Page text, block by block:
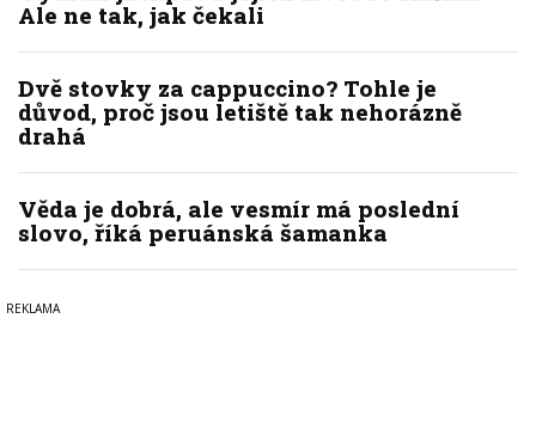
Ale ne tak, jak čekali
Dvě stovky za cappuccino? Tohle je
důvod, proč jsou letiště tak nehorázně
drahá
Věda je dobrá, ale vesmír má poslední
slovo, říká peruánská šamanka